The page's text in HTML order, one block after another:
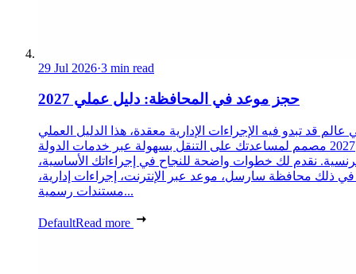
29 Jul 2026·3 min read
حجز موعد في المحافظة: دليل عملي 2027
عالم قد تبدو فيه الإجراءات الإدارية معقدة، هذا الدليل العملي
2027 مصمم لمساعدتك على التنقل بسهولة عبر خدمات الدولة
نقدم لك خطوات واضحة للنجاح في إجراءاتك الأساسية،
في ذلك محافظة سارسل، موعد عبر الإنترنت، إجراءات إدارية،
مستندات رسمية...
DefaultRead more